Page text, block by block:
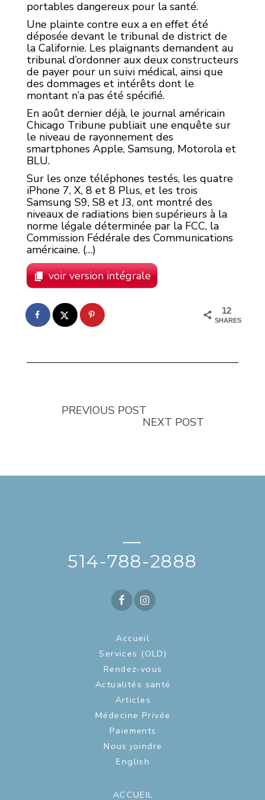
portables dangereux pour la santé.
Une plainte contre eux a en effet été
déposée devant le tribunal de district de
la Californie. Les plaignants demandent au
tribunal d’ordonner aux deux constructeurs
de payer pour un suivi médical, ainsi que
des dommages et intérêts dont le
montant n’a pas été spécifié.
En août dernier déjà, le journal américain
Chicago Tribune publiait une enquête sur
le niveau de rayonnement des
smartphones Apple, Samsung, Motorola et
BLU.
Sur les onze téléphones testés, les quatre
iPhone 7, X, 8 et 8 Plus, et les trois
Samsung S9, S8 et J3, ont montré des
niveaux de radiations bien supérieurs à la
norme légale déterminée par la FCC, la
Commission Fédérale des Communications
américaine. (…)
voir version intégrale
12
SHARES
PREVIOUS POST
NEXT POST
—
514-788-2888
Accueil
Services (OLD)
Rendez-vous
Actualités santé
Articles
Médecine Privée
Paiements
Nous joindre
English
ACCUEIL